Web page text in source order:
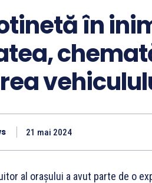
în
21 mai 2024
al orașului a avut parte de o